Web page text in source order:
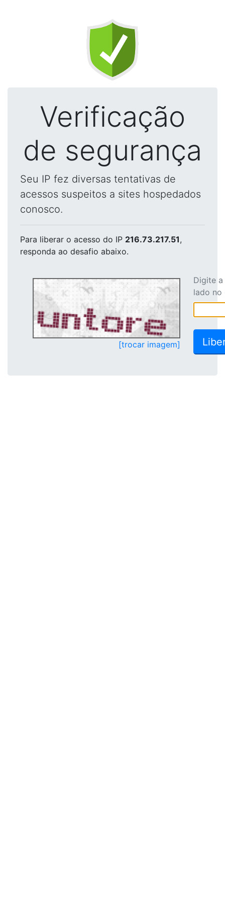
Verificação
de segurança
Seu IP fez diversas tentativas de
acessos suspeitos a sites hospedados
conosco.
Para liberar o acesso do IP 216.73.217.51,
responda ao desafio abaixo.
[trocar imagem]
Digite
lado no